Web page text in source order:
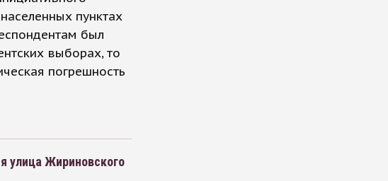
пунктах
был
выборах, то
погрешность
улица Жириновского